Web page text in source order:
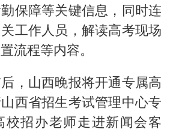
保障等关键信息，同时连
工作人员，解读高考现场
流程等内容。
，山西晚报将开通专属高
西省招生考试管理中心专
校招办老师走进新闻会客